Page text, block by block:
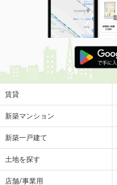
賃貸
新築マンション
新築一戸建て
土地を探す
店舗/事業用